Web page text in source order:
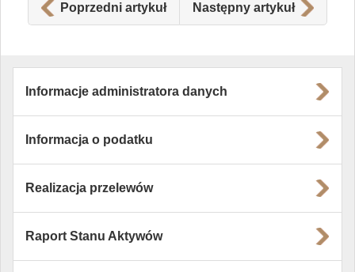
Poprzedni artykuł Następny artykuł
Informacje administratora danych
Informacja o podatku
Realizacja przelewów
Raport Stanu Aktywów